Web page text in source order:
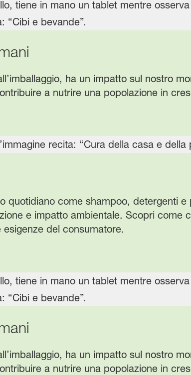
ha un impatto sul nostro
a nutrire una popolazione in
quotidiano come shampoo, detergenti e
e impatto ambientale. Scopri come
del consumatore.
ha un impatto sul nostro
a nutrire una popolazione in